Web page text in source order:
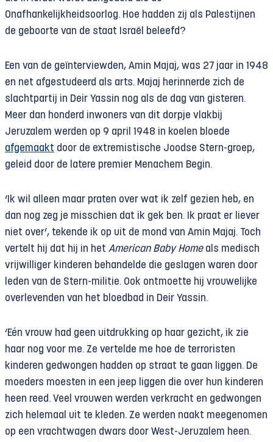
Onafhankelijkheidsoorlog. Hoe hadden zij als Palestijnen
de geboorte van de staat Israël beleefd?
Een van de geïnterviewden, Amin Majaj, was 27 jaar in 1948
en net afgestudeerd als arts. Majaj herinnerde zich de
slachtpartij in Deir Yassin nog als de dag van gisteren.
Meer dan honderd inwoners van dit dorpje vlakbij
Jeruzalem werden op 9 april 1948 in koelen bloede
afgemaakt door de extremistische Joodse Stern-groep,
geleid door de latere premier Menachem Begin.
‘Ik wil alleen maar praten over wat ik zelf gezien heb, en
dan nog zeg je misschien dat ik gek ben. Ik praat er liever
niet over’, tekende ik op uit de mond van Amin Majaj. Toch
vertelt hij dat hij in het American Baby Homeals medisch
vrijwilliger kinderen behandelde die geslagen waren door
leden van de Stern-militie. Ook ontmoette hij vrouwelijke
overlevenden van het bloedbad in Deir Yassin.
‘Eén vrouw had geen uitdrukking op haar gezicht, ik zie
haar nog voor me. Ze vertelde me hoe de terroristen
kinderen gedwongen hadden op straat te gaan liggen. De
moeders moesten in een jeep liggen die over hun kinderen
heen reed. Veel vrouwen werden verkracht en gedwongen
zich helemaal uit te kleden. Ze werden naakt meegenomen
op een vrachtwagen dwars door West-Jeruzalem heen.